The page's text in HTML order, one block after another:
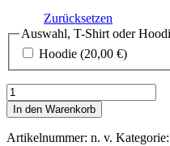
Zurücksetzen
Auswahl, T-Shirt oder
Hoodie (20,00 €)
Motiv
2331–
T-
Shirt
In den Warenkorb
Artikelnummer: n. v. Kategorie: